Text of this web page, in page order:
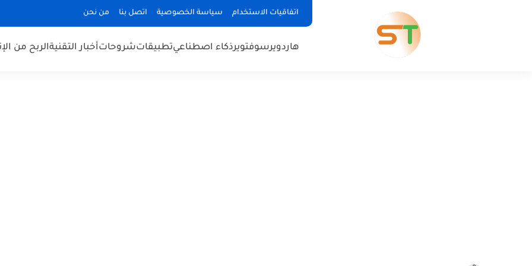
اتفاقيات الاستخدام سياسة الخصوصية اتصل بنا من نحن
هاردويرسوفتويرذكاء اصطناعيتطبيقاتشروحاتأخبار التقنيةالربح من